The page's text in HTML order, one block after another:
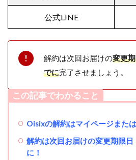
公式LINE
解約は次回お届けの変更
でに完了させましょう。
この記事でわかること
Oisixの解約はマイページまた
解約は次回お届けの変更期限
に！